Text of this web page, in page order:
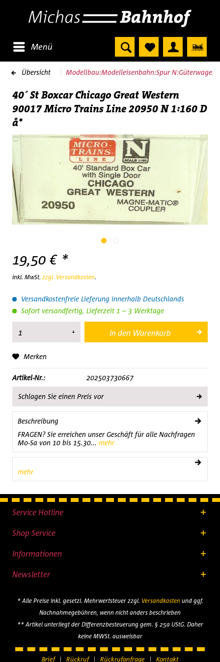
Menü
Übersicht Modellbau:Modelleisenbahn:Spur N:Güterwagen
40´ St Boxcar Chicago Great Western
90017 Micro Trains Line 20950 N 1:160 D
å*
19,50 € *
inkl. MwSt. zzgl. Versandkosten.
Versandkostenfreie Lieferung innerhalb Deutschlands
Sofort versandfertig, Lieferzeit 1 – 3 Werktage
In den Warenkorb
Merken
Artikel-Nr.: 202503730667
Schlagen Sie einen Preis vor
Beschreibung
FRAGEN? Sie erreichen unser Geschäft für alle Nachfragen
Mo-Sa von 10 bis 15.30... mehr
mehr
Service Hotline
Shop Service
Informationen
Newsletter
* Alle Preise inkl. gesetzl. Mehrwertsteuer zzgl. Versandkostenund ggf.
Nachnahmegebühren, wenn nicht anders beschrieben
** Artikel unterliegt der Differenzbesteuerung gem. § 25a UStG. Daher
keine MWSt. ausweisbar
Brief Rückruf Rückrufanfrage Kontakt